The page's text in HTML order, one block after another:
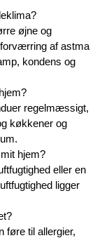
øjne og
af astma
kondens og
regelmæssigt,
køkkener og
hjem?
eller en
ligger
føre til allergier,